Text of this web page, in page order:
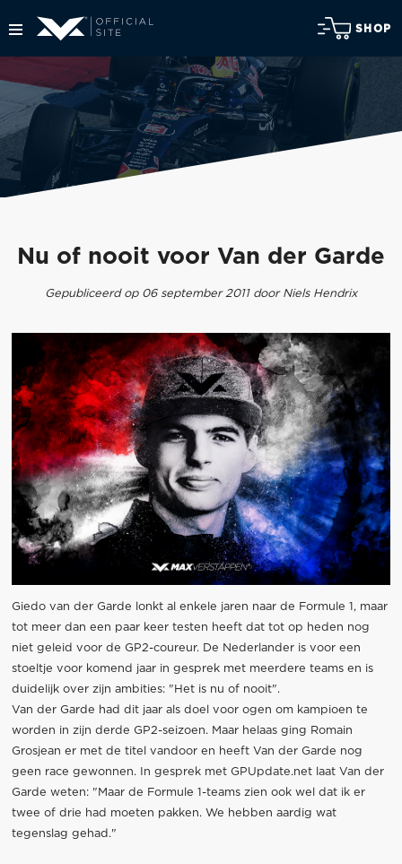
SHOP
Nu of nooit voor Van der Garde
Gepubliceerd op 06 september 2011 door Niels Hendrix
Giedo van der Garde lonkt al enkele jaren naar de Formule 1, maar
tot meer dan een paar keer testen heeft dat tot op heden nog
niet geleid voor de GP2-coureur. De Nederlander is voor een
stoeltje voor komend jaar in gesprek met meerdere teams en is
duidelijk over zijn ambities: "Het is nu of nooit".
Van der Garde had dit jaar als doel voor ogen om kampioen te
worden in zijn derde GP2-seizoen. Maar helaas ging Romain
Grosjean er met de titel vandoor en heeft Van der Garde nog
geen race gewonnen. In gesprek met GPUpdate.net laat Van der
Garde weten: "Maar de Formule 1-teams zien ook wel dat ik er
twee of drie had moeten pakken. We hebben aardig wat
tegenslag gehad."